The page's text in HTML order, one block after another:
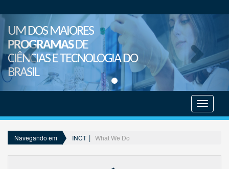
UM DOS MAIORES
PROGRAMASDE
CIÊNCIAS E TECNOLOGIA DO
BRASIL
menu
Navegando em INCT What We Do